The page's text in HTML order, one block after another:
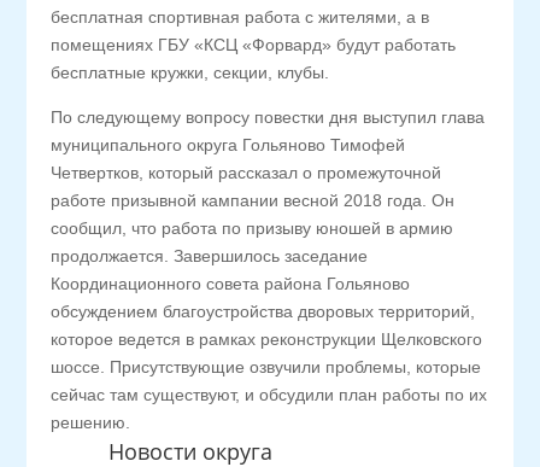
Новости округа
бесплатная спортивная работа с жителями, а в
помещениях ГБУ «КСЦ «Форвард» будут работать
бесплатные кружки, секции, клубы.
По следующему вопросу повестки дня выступил глава
муниципального округа Гольяново Тимофей
Четвертков, который рассказал о промежуточной
работе призывной кампании весной 2018 года. Он
сообщил, что работа по призыву юношей в армию
продолжается. Завершилось заседание
Координационного совета района Гольяново
обсуждением благоустройства дворовых территорий,
которое ведется в рамках реконструкции Щелковского
шоссе. Присутствующие озвучили проблемы, которые
сейчас там существуют, и обсудили план работы по их
решению.